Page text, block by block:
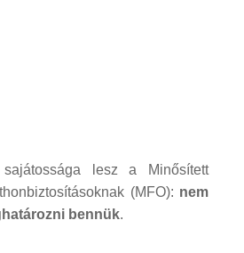
lesz a Minősített
(MFO): nem
bennük.